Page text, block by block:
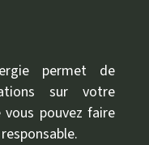
permet de
sur votre
pouvez faire